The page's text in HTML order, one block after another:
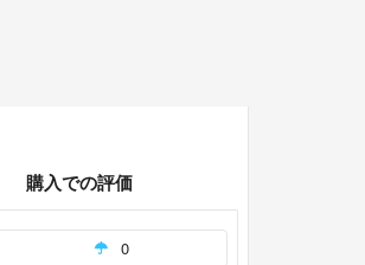
購入での評価
0